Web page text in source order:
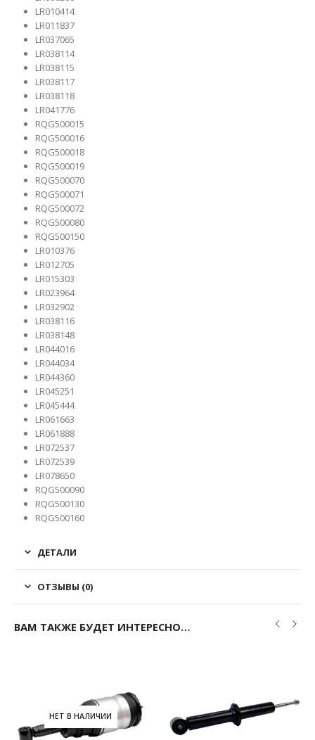
LR010414
LR011837
LR037065
LR038114
LR038115
LR038117
LR038118
LR041776
RQG500015
RQG500016
RQG500018
RQG500019
RQG500070
RQG500071
RQG500072
RQG500080
RQG500150
LR010376
LR012705
LR015303
LR023964
LR032902
LR038116
LR038148
LR044016
LR044034
LR044360
LR045251
LR045444
LR061663
LR061888
LR072537
LR072539
LR078650
RQG500090
RQG500130
RQG500160
ДЕТАЛИ
ОТЗЫВЫ (0)
ВАМ ТАКЖЕ БУДЕТ ИНТЕРЕСНО…
НЕТ В НАЛИЧИИ